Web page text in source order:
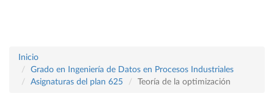
Inicio
Grado en Ingeniería de Datos en Procesos Industriales
Asignaturas del plan 625
Teoría de la optimización